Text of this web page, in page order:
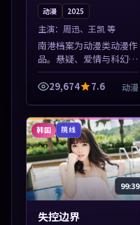
动漫 2025
主演： 周迅、王凯 等
南港档案为动漫类动漫作
品。悬疑、爱情与科幻类
型齐全，热播榜单实时刷
新，沉浸式观影体验。本
加入片单。
29,674 7.6 动漫
韩国 院线
99:39
失控边界